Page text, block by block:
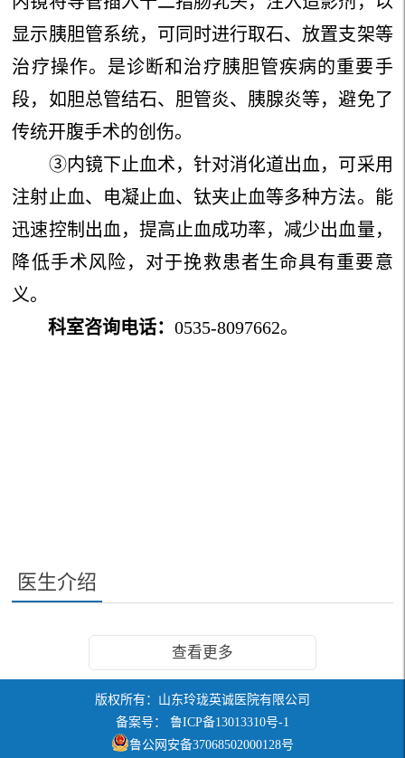
显示胰胆管系统，可同时进行取石、放置支架等
治疗操作。是诊断和治疗胰胆管疾病的重要手
段，如胆总管结石、胆管炎、胰腺炎等，避免了
传统开腹手术的创伤。
③内镜下止血术，针对消化道出血，可采用
注射止血、电凝止血、钛夹止血等多种方法。能
迅速控制出血，提高止血成功率，减少出血量，
降低手术风险，对于挽救患者生命具有重要意
义。
科室咨询电话：0535-8097662。
医生介绍
查看更多
版权所有：山东玲珑英诚医院有限公司
备案号： 鲁ICP备13013310号-1
鲁公网安备37068502000128号